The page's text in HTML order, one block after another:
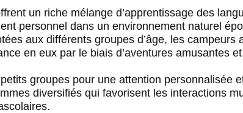
un riche mélange d’apprentissage des
personnel dans un environnement naturel
aux différents groupes d’âge, les campeurs
en eux par le biais d’aventures amusantes
groupes pour une attention personnalisée
diversifiés qui favorisent les interactions